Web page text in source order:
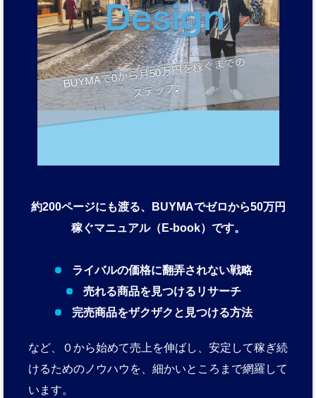
約200ページにも渡る、BUYMAでゼロから50万円
稼ぐマニュアル（E-book）です。
ライバルの価格に翻弄されない戦略
売れる商品を見つけるリサーチ
完売商品をザクザクと見つける方法
など、０から始めて売上を伸ばし、安定して稼ぎ続
けるためのノウハウを、細かいところまで網羅して
います。